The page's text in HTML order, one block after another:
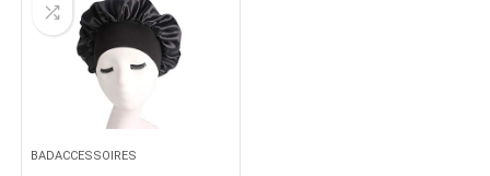
BADACCESSOIRES